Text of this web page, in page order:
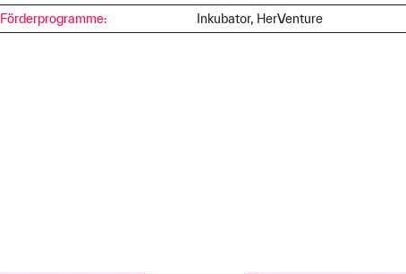
Förderprogramme:
Inkubator, HerVenture